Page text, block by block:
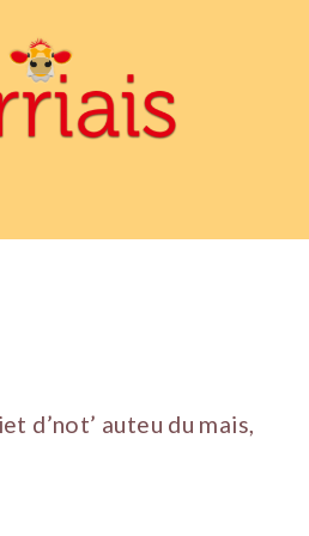
d’not’ auteu du mais,